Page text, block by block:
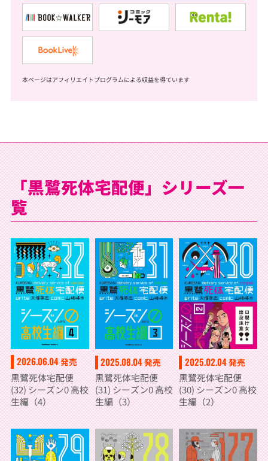
本ページはアフィリエイトプログラムによる収益を得ています
「黒鷺死体宅配便」シリーズ一
覧
2026.06.04発売
黒鷺死体宅配便
(32) シーズン0 高校
生編（4）
2025.08.04発売
黒鷺死体宅配便
(31) シーズン0 高校
生編（3）
2025.02.04発売
黒鷺死体宅配便
(30) シーズン0 高校
生編（2）